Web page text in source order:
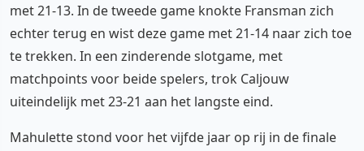
met 21-13. In de tweede game knokte Fransman zich
echter terug en wist deze game met 21-14 naar zich toe
te trekken. In een zinderende slotgame, met
matchpoints voor beide spelers, trok Caljouw
uiteindelijk met 23-21 aan het langste eind.
Mahulette stond voor het vijfde jaar op rij in de finale